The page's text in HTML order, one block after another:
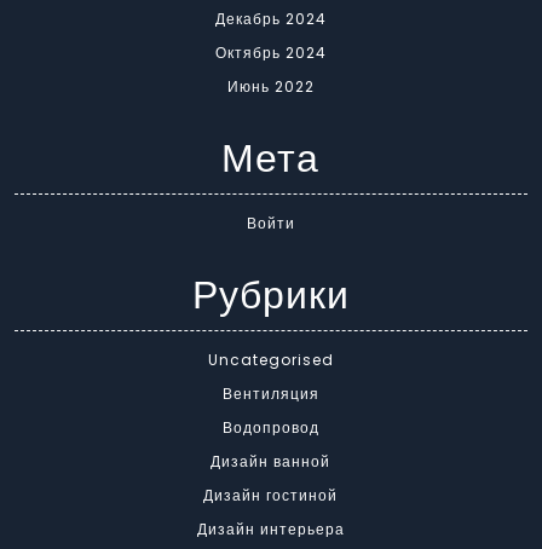
Декабрь 2024
Октябрь 2024
Июнь 2022
Мета
Войти
Рубрики
Uncategorised
Вентиляция
Водопровод
Дизайн ванной
Дизайн гостиной
Дизайн интерьера